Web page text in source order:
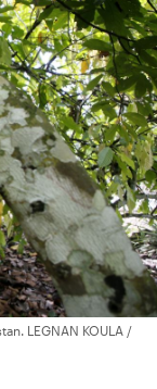
LEGNAN KOULA /